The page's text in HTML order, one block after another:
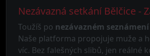
Nezávazná setkání Bělčice -
Toužíš po nezávazném
Naše platforma propojuje muže a
víc. Bez falešných slibů, jen reálné